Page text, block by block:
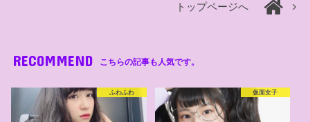
トップページへ
RECOMMEND こちらの記事も人気です。
ふわふわ 仮面女子